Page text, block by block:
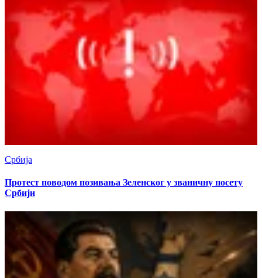
Србија
Протест поводом позивања Зеленског у званичну посету
Србији